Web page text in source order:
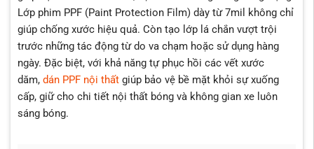
còn tạo độ bóng tự nhiên, làm tăng tính thẩm mỹ cho không
gian nội thất xe.
Dễ dàng tháo bỏ mà không để lại keo:Khi tháo lớp PPF,
không để lại lớp keo dính, giúp các chi tiết nội thất vẫn sạch sẽ,
không bị hư hại.
File Cắt sẵn chính xác:PPF được cắt sẵn bằng máy, đảm
bảo độ chính xác tuyệt đối cho từng chi tiết, như cụm phím
Lớp phim PPF (Paint Protection Film) dày từ 7mil không chỉ
giúp chống xước hiệu quả. Còn tạo lớp lá chắn vượt trội
trước những tác động từ do va chạm hoặc sử dụng hàng
ngày. Đặc biệt, với khả năng tự phục hồi các vết xước
dăm, dán PPF nội thấtgiúp bảo vệ bề mặt khỏi sự xuống
cấp, giữ cho chi tiết nội thất bóng và không gian xe luôn
sáng bóng.